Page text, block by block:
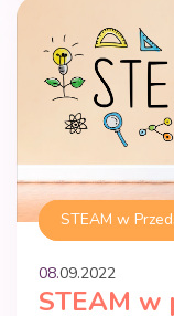
STEAM w
08.09.2022
STEAM w